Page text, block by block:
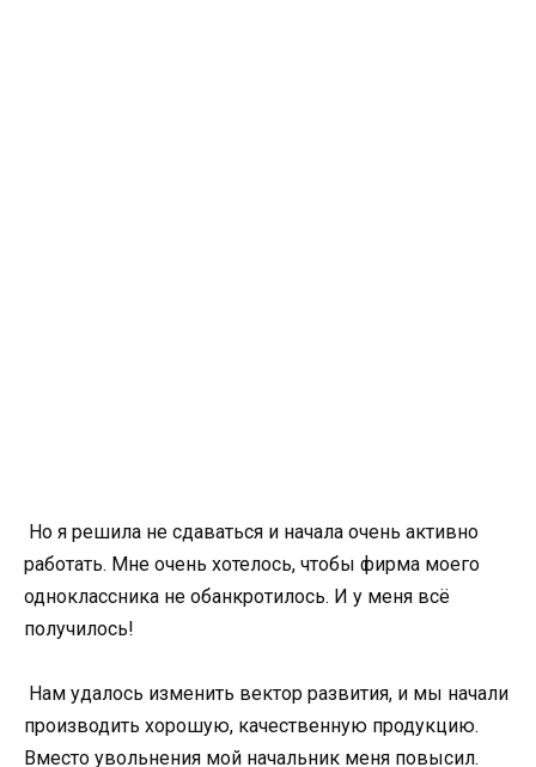
Но я решила не сдаваться и начала очень активно
работать. Мне очень хотелось, чтобы фирма моего
одноклассника не обанкротилось. И у меня всё
получилось!
Нам удалось изменить вектор развития, и мы начали
производить хорошую, качественную продукцию.
Вместо увольнения мой начальник меня повысил.